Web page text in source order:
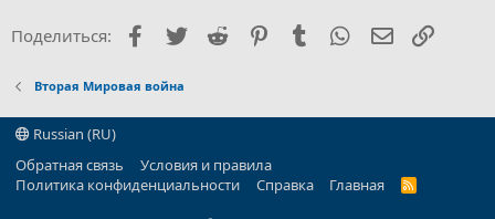
Поделиться: Facebook
Twitter Reddit PinterestTumblr WhatsApp
Вторая Мировая война
Russian (RU)
Обратная связь
Условия и правила
Политика конфиденциальности
Справка Главная
R